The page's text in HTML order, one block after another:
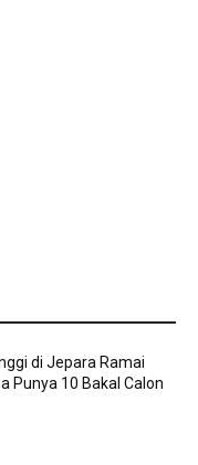
di Jepara Ramai
Punya 10 Bakal Calon